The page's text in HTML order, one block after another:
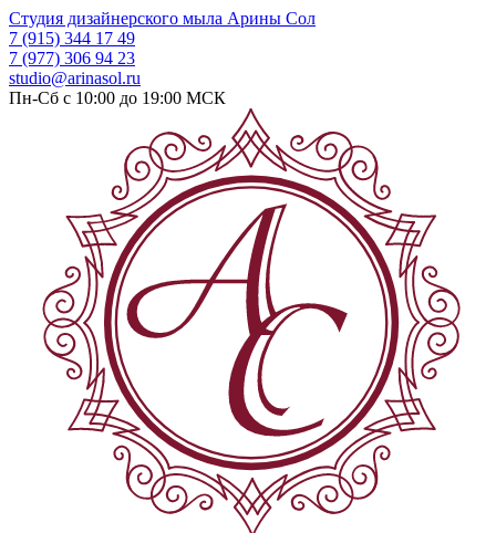
Студия дизайнерского мыла Арины Сол
7 (915) 344 17 49
7 (977) 306 94 23
studio@arinasol.ru
Пн-Сб с 10:00 до 19:00 МСК